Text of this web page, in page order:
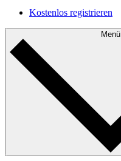
Kostenlos registrieren
Menü